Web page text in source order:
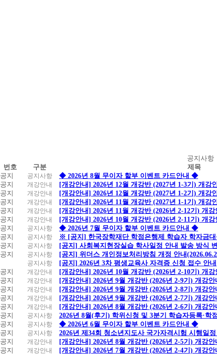
지
사
항
공지사항
번호
구분
제목
공지
공지사항
◆ 2026년 8월 무이자 할부 이벤트 카드안내 ◆
공지
개강안내
[개강안내] 2026년 12월 개강반 (2027년 1-3기) 개강
공지
개강안내
[개강안내] 2026년 12월 개강반 (2027년 1-2기) 개강
공지
개강안내
[개강안내] 2026년 11월 개강반 (2027년 1-1기) 개강
공지
개강안내
[개강안내] 2026년 11월 개강반 (2026년 2-12기) 개강
공지
개강안내
[개강안내] 2026년 10월 개강반 (2026년 2-11기) 개강
공지
공지사항
◆ 2026년 7월 무이자 할부 이벤트 카드안내 ◆
공지
공지사항
※ [공지] 한국장학재단 학점은행제 학습자 학자금
공지
공지사항
[공지] 사회복지현장실습 학사일정 안내 발송 방식
공지
공지사항
[공지] 위더스 개인정보처리방침 개정 안내
공지사항
[공지] 2026년 3차 평생교육사 자격증 신청 접수 안내
공지
개강안내
[개강안내] 2026년 10월 개강반 (2026년 2-10기) 개강
공지
개강안내
[개강안내] 2026년 9월 개강반 (2026년 2-9기) 개강안
공지
개강안내
[개강안내] 2026년 9월 개강반 (2026년 2-8기) 개강안
공지
개강안내
[개강안내] 2026년 9월 개강반 (2026년 2-7기) 개강안
공지
개강안내
[개강안내] 2026년 8월 개강반 (2026년 2-6기) 개강안
공지
공지사항
2026년 8월(후기) 학위신청 및 3분기 학습자등록·학
공지
공지사항
◆ 2026년 6월 무이자 할부 이벤트 카드안내 ◆
공지
공지사항
2026년 제34회 청소년지도사 국가자격시험 시행일
공지
개강안내
[개강안내] 2026년 8월 개강반 (2026년 2-5기) 개강안
공지
개강안내
[개강안내] 2026년 7월 개강반 (2026년 2-4기) 개강안